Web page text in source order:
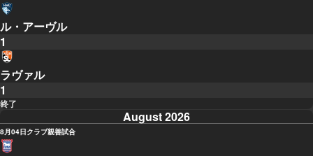
ル・アーヴル
1
ラヴァル
1
終了
August 2026
8月04日クラブ親善試合